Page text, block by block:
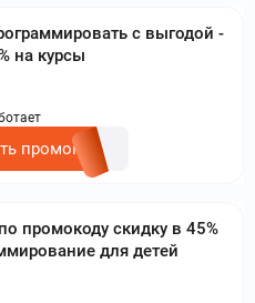
с выгодой -
на курсы
промокод
промокоду скидку в 45%
для детей